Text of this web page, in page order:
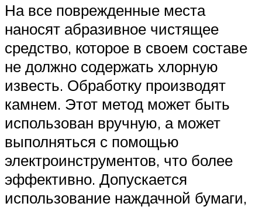
На все поврежденные места
наносят абразивное чистящее
средство, которое в своем составе
не должно содержать хлорную
известь. Обработку производят
камнем. Этот метод может быть
использован вручную, а может
выполняться с помощью
электроинструментов, что более
эффективно. Допускается
использование наждачной бумаги,